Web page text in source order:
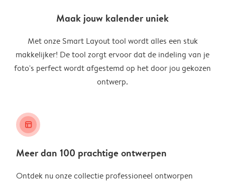
Maak jouw kalender uniek
Met onze Smart Layout tool wordt alles een stuk
makkelijker! De tool zorgt ervoor dat de indeling van je
foto's perfect wordt afgestemd op het door jou gekozen
ontwerp.
layout_alt
Meer dan 100 prachtige ontwerpen
Ontdek nu onze collectie professioneel ontworpen